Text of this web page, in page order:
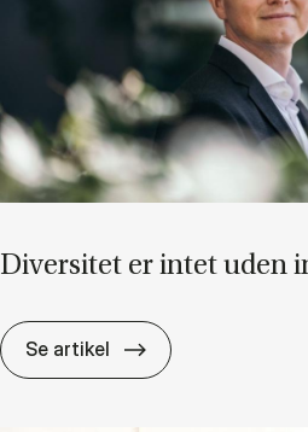
Di­ver­si­tet er in­tet uden
Se artikel Di­ver­si­tet er in­tet